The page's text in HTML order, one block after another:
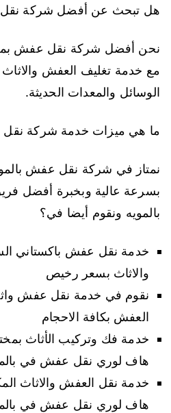
هل تبحث عن أفضل شركة
نحن أفضل شركة نقل عفش بمكة
مع خدمة تغليف العفش
الوسائل والمعدات الحديثة.
ما هي ميزات خدمة شركة نقل
نمتاز في شركة نقل عفش
بسرعة عالية وبخبرة أفضل
بالمويه ونقوم أيضا في؟
خدمة نقل عفش باكستاني
والاثاث بسعر رخيص
نقوم في خدمة نقل عفش
العفش بكافة الاحجام
خدمة فك وتركيب الأثاث
هاف لوري نقل عفش في
خدمة نقل العفش والاثاث
هاف لوري نقل عفش في